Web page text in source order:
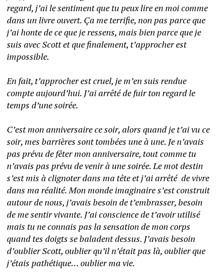
regard, j’ai le sentiment que tu peux lire en moi comme
dans un livre ouvert. Ça me terrifie, non pas parce que
j’ai honte de ce que je ressens, mais bien parce que je
suis avec Scott et que finalement, t’approcher est
En fait, t’approcher est cruel, je m’en suis rendue
compte aujourd’hui. J’ai arrêté de fuir ton regard le
C’est mon anniversaire ce soir, alors quand je t’ai vu ce
soir, mes barrières sont tombées une à une. Je n’avais
pas prévu de fêter mon anniversaire, tout comme tu
n’avais pas prévu de venir à une soirée. Le mot destin
s’est mis à clignoter dans ma tête et j’ai arrêté  de vivre
dans ma réalité. Mon monde imaginaire s’est construit
autour de nous, j’avais besoin de t’embrasser, besoin
de me sentir vivante. J’ai conscience de t’avoir utilisé
mais tu ne connais pas la sensation de mon corps
quand tes doigts se baladent dessus. J’avais besoin
d’oublier Scott, oublier qu’il n’était pas là, oublier que